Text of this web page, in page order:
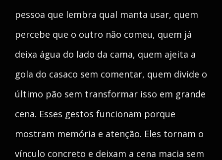
pessoa que lembra qual manta usar, quem
percebe que o outro não comeu, quem já
deixa água do lado da cama, quem ajeita a
gola do casaco sem comentar, quem divide o
último pão sem transformar isso em grande
cena. Esses gestos funcionam porque
mostram memória e atenção. Eles tornam o
vínculo concreto e deixam a cena macia sem